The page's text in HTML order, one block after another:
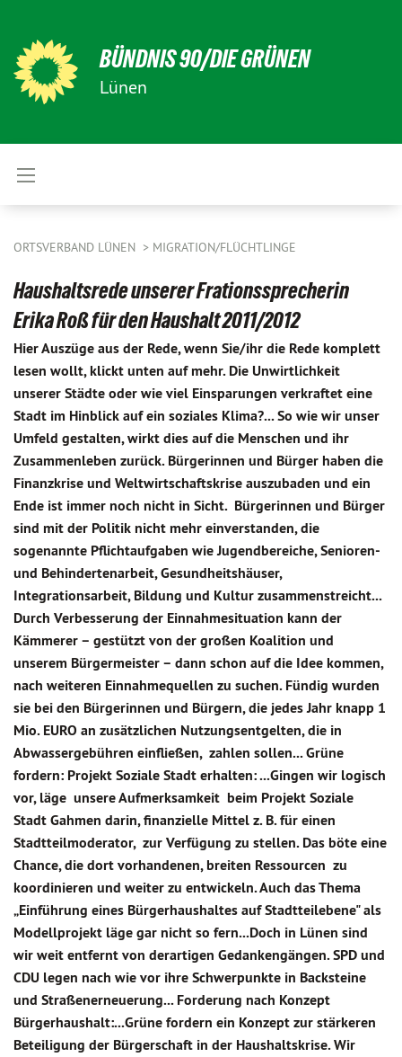
BÜNDNIS 90/DIE GRÜNEN
Lünen
ORTSVERBAND LÜNEN MIGRATION/FLÜCHTLINGE
Haushaltsrede unserer Frationssprecherin
Erika Roß für den Haushalt 2011/2012
Hier Auszüge aus der Rede, wenn Sie/ihr die Rede komplett
lesen wollt, klickt unten auf mehr. Die Unwirtlichkeit
unserer Städte oder wie viel Einsparungen verkraftet eine
Stadt im Hinblick auf ein soziales Klima?... So wie wir unser
Umfeld gestalten, wirkt dies auf die Menschen und ihr
Zusammenleben zurück. Bürgerinnen und Bürger haben die
Finanzkrise und Weltwirtschaftskrise auszubaden und ein
Ende ist immer noch nicht in Sicht. Bürgerinnen und Bürger
sind mit der Politik nicht mehr einverstanden, die
sogenannte Pflichtaufgaben wie Jugendbereiche, Senioren-
und Behindertenarbeit, Gesundheitshäuser,
Integrationsarbeit, Bildung und Kultur zusammenstreicht...
Durch Verbesserung der Einnahmesituation kann der
Kämmerer – gestützt von der großen Koalition und
unserem Bürgermeister – dann schon auf die Idee kommen,
nach weiteren Einnahmequellen zu suchen. Fündig wurden
sie bei den Bürgerinnen und Bürgern, die jedes Jahr knapp 1
Mio. EURO an zusätzlichen Nutzungsentgelten, die in
Abwassergebühren einfließen, zahlen sollen... Grüne
fordern: Projekt Soziale Stadt erhalten: ...Gingen wir logisch
vor, läge unsere Aufmerksamkeit beim Projekt Soziale
Stadt Gahmen darin, finanzielle Mittel z. B. für einen
Stadtteilmoderator, zur Verfügung zu stellen. Das böte eine
Chance, die dort vorhandenen, breiten Ressourcen zu
koordinieren und weiter zu entwickeln. Auch das Thema
„Einführung eines Bürgerhaushaltes auf Stadtteilebene" als
Modellprojekt läge gar nicht so fern...Doch in Lünen sind
wir weit entfernt von derartigen Gedankengängen. SPD und
CDU legen nach wie vor ihre Schwerpunkte in Backsteine
und Straßenerneuerung... Forderung nach Konzept
Bürgerhaushalt:...Grüne fordern ein Konzept zur stärkeren
Beteiligung der Bürgerschaft in der Haushaltskrise. Wir